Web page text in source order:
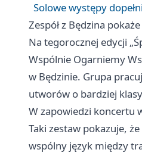
Solowe występy
Zespół z Będzina
Na tegorocznej edycji
Wspólnie Ogarniemy
w Będzinie. Grupa
utworów o bardziej
W zapowiedzi koncertu
Taki zestaw pokazuje,
wspólny język między